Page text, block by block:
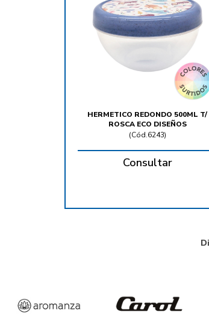
HERMETICO REDONDO 500ML T/
ROSCA ECO DISEÑOS
(Cód.6243)
Consultar